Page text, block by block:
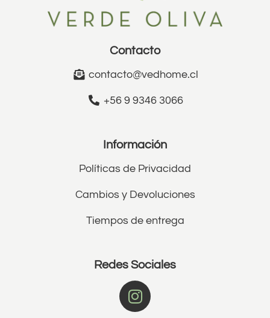
Contacto
contacto@vedhome.cl
+56 9 9346 3066
Información
Políticas de Privacidad
Cambios y Devoluciones
Tiempos de entrega
Redes Sociales